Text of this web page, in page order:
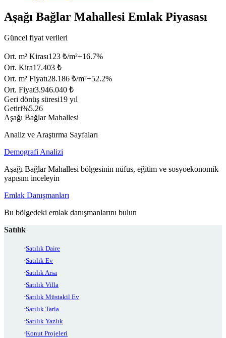
Aşağı Bağlar Mahallesi Emlak Piyasası
Güncel fiyat verileri
Ort. m² Kirası123 ₺/m²+16.7%
Ort. Kira17.403 ₺
Ort. m² Fiyatı28.186 ₺/m²+52.2%
Ort. Fiyat3.946.040 ₺
Geri dönüş süresi19 yıl
Getiri%5.26
Aşağı Bağlar Mahallesi
Analiz ve Araştırma Sayfaları
Demografi Analizi
Aşağı Bağlar Mahallesi bölgesinin nüfus, eğitim ve sosyoekonomik
yapısını inceleyin
Emlak Danışmanları
Bu bölgedeki emlak danışmanlarını bulun
Satılık
Satılık Daire
Satılık Ev
Satılık Arsa
Satılık Villa
Satılık Müstakil Ev
Satılık Tarla
Satılık Yazlık
Konut Projeleri